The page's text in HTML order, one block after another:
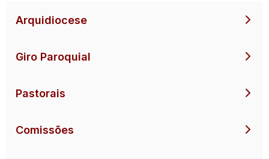
Arquidiocese
Giro Paroquial
Pastorais
Comissões